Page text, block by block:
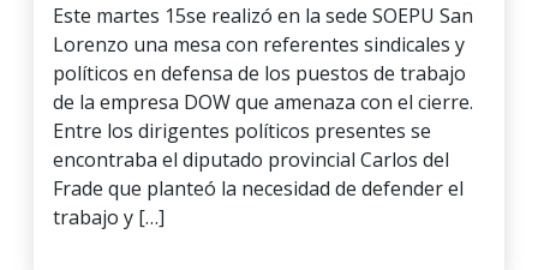
Este martes 15se realizó en la sede SOEPU San
Lorenzo una mesa con referentes sindicales y
políticos en defensa de los puestos de trabajo
de la empresa DOW que amenaza con el cierre.
Entre los dirigentes políticos presentes se
encontraba el diputado provincial Carlos del
Frade que planteó la necesidad de defender el
trabajo y […]